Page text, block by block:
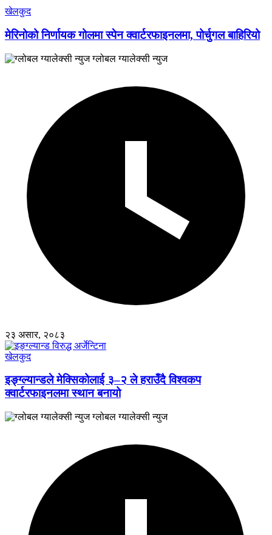
खेलकुद
मेरिनोको निर्णायक गोलमा स्पेन क्वार्टरफाइनलमा, पोर्चुगल बाहिरियो
ग्लोबल ग्यालेक्सी न्युज
२३ असार, २०८३
खेलकुद
इङ्ग्ल्यान्डले मेक्सिकोलाई ३–२ ले हराउँदै विश्वकप
क्वार्टरफाइनलमा स्थान बनायो
ग्लोबल ग्यालेक्सी न्युज